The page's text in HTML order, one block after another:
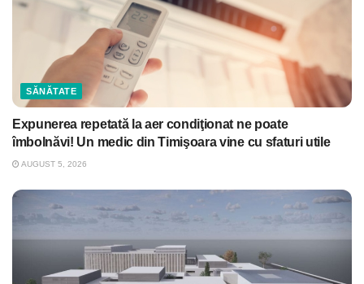
SĂNĂTATE
Expunerea repetată la aer condiţionat ne poate
îmbolnăvi! Un medic din Timişoara vine cu sfaturi utile
AUGUST 5, 2026